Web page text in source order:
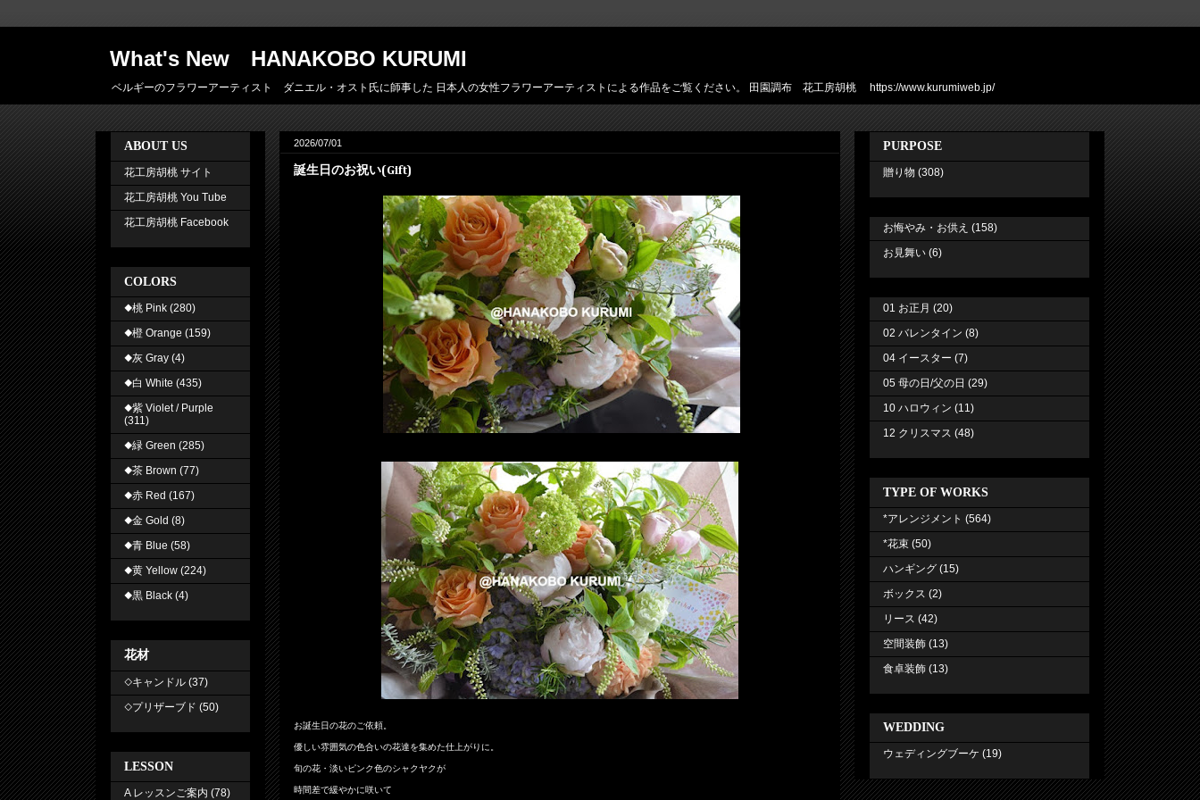
What's New HANAKOBO KURUMI
ベルギーのフラワーアーティスト ダニエル・オスト氏に師事した 日本人の女性フラワーアーティストによる作品をご覧ください。 田園調布 花工房胡桃 https://www.kurumiweb.jp/
2026/07/01
誕生日のお祝い(Gift)
お誕生日の花のご依頼。
優しい雰囲気の色合いの花達を集めた仕上がりに。
旬の花・淡いピンク色のシャクヤクが
時間差で緩やかに咲いて
ABOUT US
花工房胡桃 サイト
花工房胡桃 You Tube
花工房胡桃 Facebook
COLORS
◆桃 Pink (280)
◆橙 Orange (159)
◆灰 Gray (4)
◆白 White (435)
◆紫 Violet / Purple
(311)
◆緑 Green (285)
◆茶 Brown (77)
◆赤 Red (167)
◆金 Gold (8)
◆青 Blue (58)
◆黄 Yellow (224)
◆黒 Black (4)
花材
◇キャンドル (37)
◇プリザーブド (50)
LESSON
A レッスンご案内 (78)
PURPOSE
贈り物 (308)
お悔やみ・お供え (158)
お見舞い (6)
01 お正月 (20)
02 バレンタイン (8)
04 イースター (7)
05 母の日/父の日 (29)
10 ハロウィン (11)
12 クリスマス (48)
TYPE OF WORKS
*アレンジメント (564)
*花束 (50)
ハンギング (15)
ボックス (2)
リース (42)
空間装飾 (13)
食卓装飾 (13)
WEDDING
ウェディングブーケ (19)